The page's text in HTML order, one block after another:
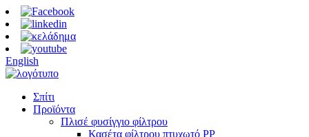
English
Σπίτι
Προϊόντα
Πλισέ φυσίγγιο φίλτρου
Κασέτα φίλτρου πτυχωτό PP